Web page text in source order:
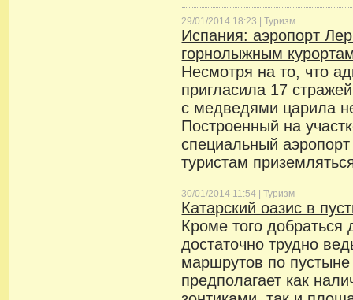
29/01/2014 18:23 |Туризм
Испания: аэропорт
горнолыжным
Несмотря на то, что
пригласила 17
с медведями царила
Построенный на
специальный
туристам
30/01/2014 11:54 |Туризм
Катарский оазис в
Кроме того добраться
достаточно трудно
маршрутов по
предполагает как